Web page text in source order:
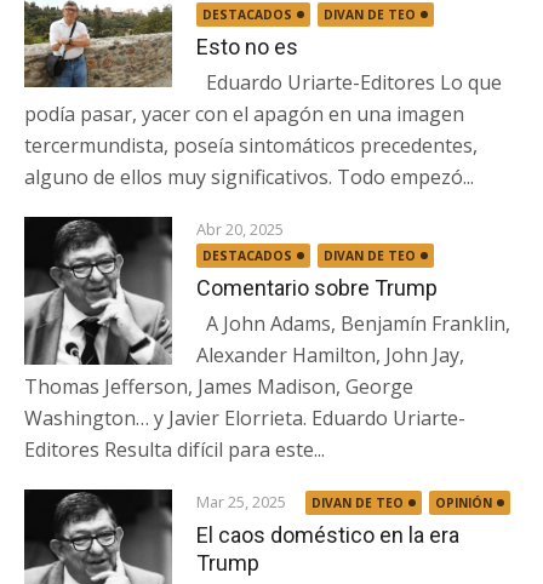
DESTACADOS DIVAN DE TEO
Esto no es
Eduardo Uriarte-Editores Lo que
podía pasar, yacer con el apagón en una imagen
tercermundista, poseía sintomáticos precedentes,
alguno de ellos muy significativos. Todo empezó...
Abr 20, 2025
DESTACADOS DIVAN DE TEO
Comentario sobre Trump
A John Adams, Benjamín Franklin,
Alexander Hamilton, John Jay,
Thomas Jefferson, James Madison, George
Washington… y Javier Elorrieta. Eduardo Uriarte-
Editores Resulta difícil para este...
Mar 25, 2025 DIVAN DE TEO OPINIÓN
El caos doméstico en la era
Trump